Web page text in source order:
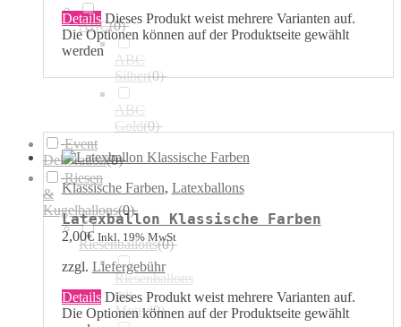
Details Dieses Produkt weist mehrere Varianten auf.
Die Optionen können auf der Produktseite gewählt
werden
Klassische Farben, Latexballons
Latexballon Klassische Farben
2,00€ Inkl. 19% MwSt
zzgl. Liefergebühr
Details Dieses Produkt weist mehrere Varianten auf.
Die Optionen können auf der Produktseite gewählt
ABC(0)
ABC
Silber(0)
ABC
Gold(0)
Event
Dekoration(0)
Riesen
&
Kugelballons(0)
Riesenballons(0)
Riesenballons
mit
Motiv(0)